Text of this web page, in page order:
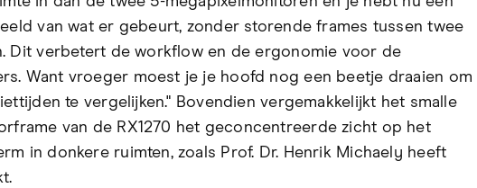
van wat er gebeurt, zonder storende frames tussen twee
Dit verbetert de workflow en de ergonomie voor de
Want vroeger moest je je hoofd nog een beetje draaien om
te vergelijken." Bovendien vergemakkelijkt het smalle
van de RX1270 het geconcentreerde zicht op het
in donkere ruimten, zoals Prof. Dr. Henrik Michaely heeft